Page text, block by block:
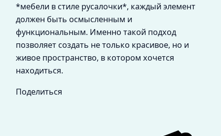
*мебели в стиле русалочки*, каждый элемент
должен быть осмысленным и
функциональным. Именно такой подход
позволяет создать не только красивое, но и
живое пространство, в котором хочется
находиться.
Поделиться